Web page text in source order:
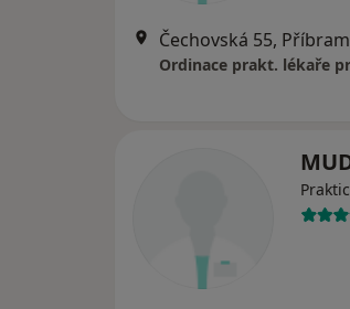
Čechovská 55, Příbram
Ordinace prakt. lékaře